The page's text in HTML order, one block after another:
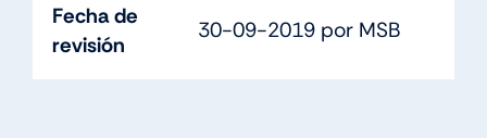
Fecha de
revisión
30-09-2019 por MSB